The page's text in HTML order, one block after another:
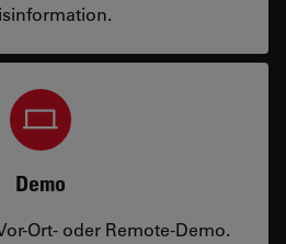
Demo
Ort- oder Remote-Demo.